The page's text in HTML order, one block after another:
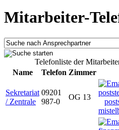
Mitarbeiter-
Telefonliste der
Name
Telefon Zimmer
Sekretariat
/ Zentrale
09201
987-0
OG 13